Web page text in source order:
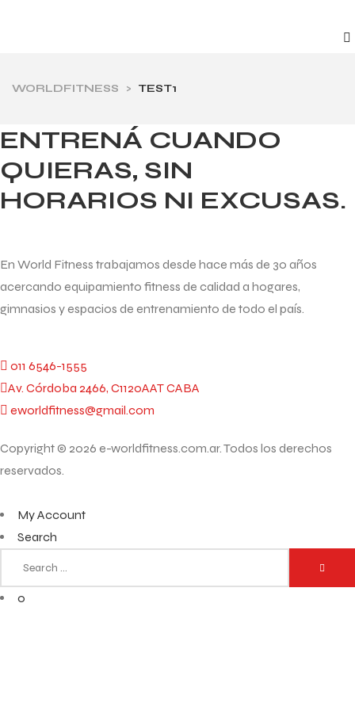
WORLDFITNESS > TEST1
ENTRENÁ CUANDO
QUIERAS, SIN
HORARIOS NI EXCUSAS.
En World Fitness trabajamos desde hace más de 30 años
acercando equipamiento fitness de calidad a hogares,
gimnasios y espacios de entrenamiento de todo el país.
011 6546-1555
Av. Córdoba 2466, C1120AAT CABA
eworldfitness@gmail.com
Copyright © 2026 e-worldfitness.com.ar. Todos los derechos
reservados.
My Account
Search
0